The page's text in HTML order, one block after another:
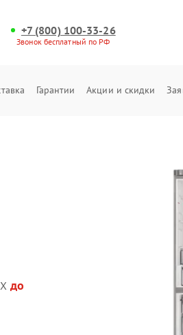
+7 (800) 100-33-26
Звонок бесплатный по РФ
Гарантии Акции и скидки
до